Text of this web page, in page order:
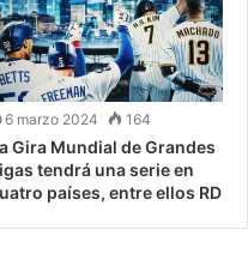
6 marzo 2024 164
Gira Mundial de Grandes
tendrá una serie en
países, entre ellos RD